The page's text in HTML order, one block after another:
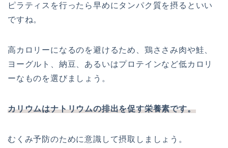
ピラティスを行ったら早めにタンパク質を摂るといい
ですね。
高カロリーになるのを避けるため、鶏ささみ肉や鮭、
ヨーグルト、納豆、あるいはプロテインなど低カロリ
ーなものを選びましょう。
カリウムはナトリウムの排出を促す栄養素です。
むくみ予防のために意識して摂取しましょう。